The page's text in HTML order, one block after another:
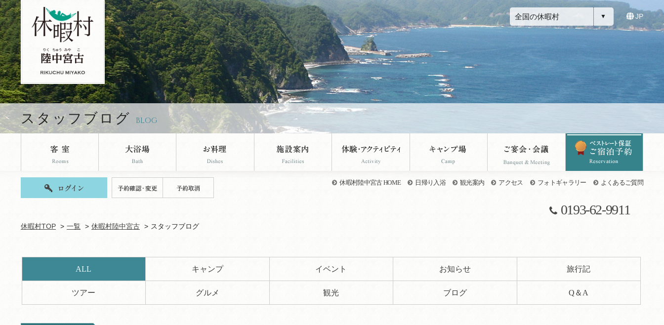
休暇村陸中宮古のブログページです。 全国の休暇村 JP
スタッフブログ BLOG
休暇村陸中宮古 HOME 日帰り入浴 観光案内 アクセス フォトギャラリー よくあるご質問
0193-62-9911
休暇村TOP 一覧 休暇村陸中宮古 スタッフブログ
ALL キャンプ イベント お知らせ 旅行記
ツアー グルメ 観光 ブログ Q＆A